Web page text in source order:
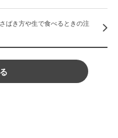
ばき方や生で食べるときの注